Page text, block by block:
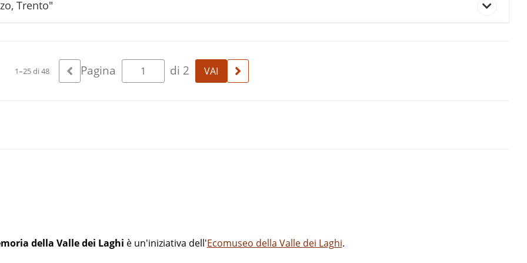
Trento"
1–25 di 48 Pagina di 2
della Valle dei Laghi è un'iniziativa dell'Ecomuseo della Valle dei Laghi.